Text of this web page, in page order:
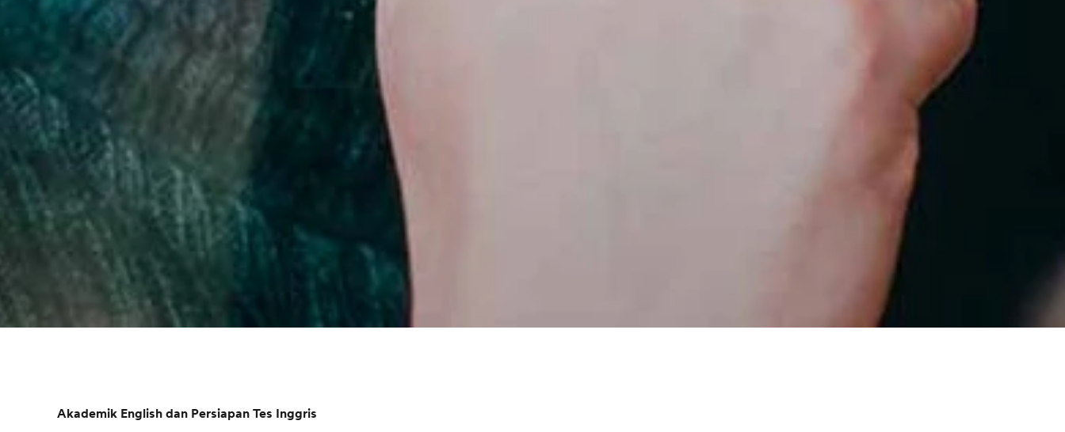
Akademik English dan Persiapan Tes Inggris